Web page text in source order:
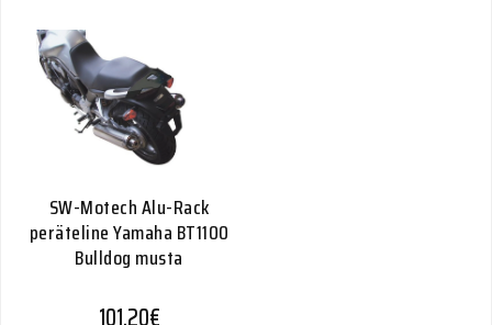
SW-Motech Alu-Rack
peräteline Yamaha BT1100
Bulldog musta